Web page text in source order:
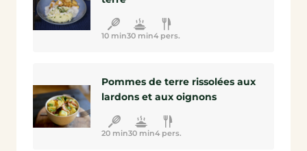
10 min30 min4 pers.
Pommes de terre rissolées aux
lardons et aux oignons
20 min30 min4 pers.